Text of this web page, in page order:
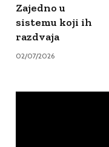
Zajedno u
sistemu koji ih
razdvaja
02/07/2026